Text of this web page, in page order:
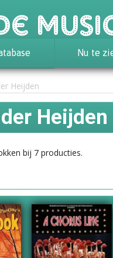
Nu te
Heijden
Heijden
bij 7 producties.